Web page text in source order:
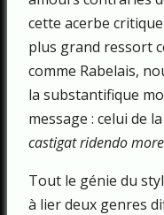
cette acerbe
plus grand ressort
comme Rabelais,
la substantifique
message : celui de
castigat ridendo
Tout le génie du
à lier deux genres